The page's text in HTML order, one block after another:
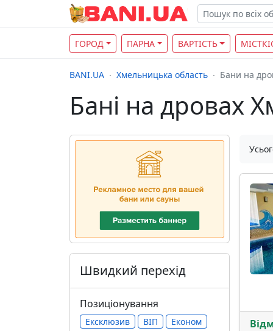
ГОРОД ПАРНА ВАРТІСТЬ
BANI.UA Хмельницька область Бани на
Бані на дровах
Швидкий перехід
Позиціонування
Ексклюзив ВІП
Економ